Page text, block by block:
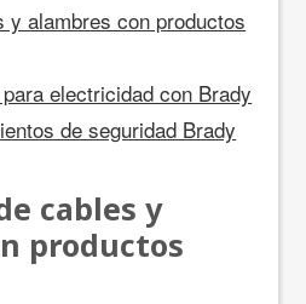
y alambres con productos
electricidad con Brady
de seguridad Brady
cables y
productos